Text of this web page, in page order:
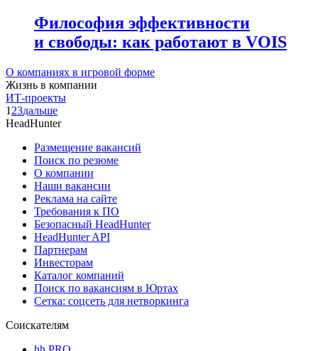
Философия эффективности
и свободы: как работают в VOIS
О компаниях в игровой форме
Жизнь в компании
ИТ-проекты
1 23дальше
HeadHunter
Размещение вакансий
Поиск по резюме
О компании
Наши вакансии
Реклама на сайте
Требования к ПО
Безопасный HeadHunter
HeadHunter API
Партнерам
Инвесторам
Каталог компаний
Поиск по вакансиям в Юртах
Сетка: соцсеть для нетворкинга
Соискателям